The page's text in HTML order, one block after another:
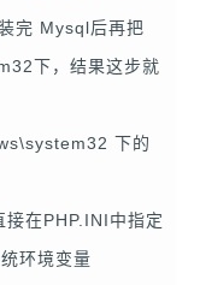
完 Mysql后再把
下，结果这步就
下的
接在PHP.INI中指定
环境变量